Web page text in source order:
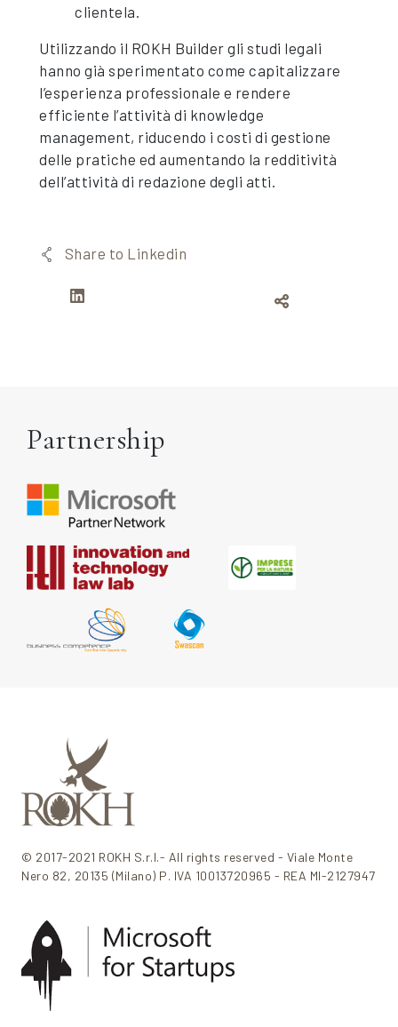
clientela.
Utilizzando il ROKH Builder gli studi legali
hanno già sperimentato come capitalizzare
l’esperienza professionale e rendere
efficiente l’attività di knowledge
management, riducendo i costi di gestione
delle pratiche ed aumentando la redditività
dell’attività di redazione degli atti.
Share to Linkedin
Partnership
© 2017-2021 ROKH S.r.l.- All rights reserved - Viale Monte
Nero 82, 20135 (Milano) P. IVA 10013720965 - REA MI-2127947